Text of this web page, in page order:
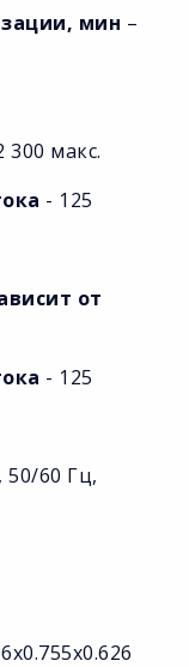
мин –
300 макс.
- 125
от
- 125
50/60 Гц,